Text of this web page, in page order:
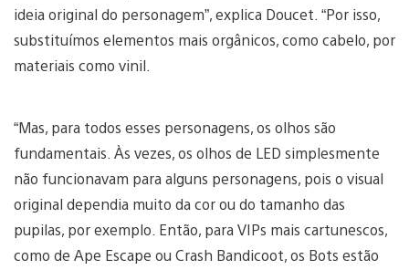
ideia original do personagem”, explica Doucet. “Por isso,
substituímos elementos mais orgânicos, como cabelo, por
materiais como vinil.
“Mas, para todos esses personagens, os olhos são
fundamentais. Às vezes, os olhos de LED simplesmente
não funcionavam para alguns personagens, pois o visual
original dependia muito da cor ou do tamanho das
pupilas, por exemplo. Então, para VIPs mais cartunescos,
como de Ape Escape ou Crash Bandicoot, os Bots estão